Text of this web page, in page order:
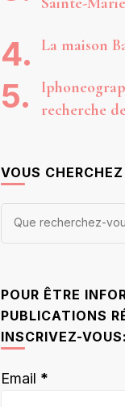
La maison
recherche
VOUS
Vous
POUR ÊTRE
PUBLICATIONS
INSCRIVEZ-VOUS:
Email *